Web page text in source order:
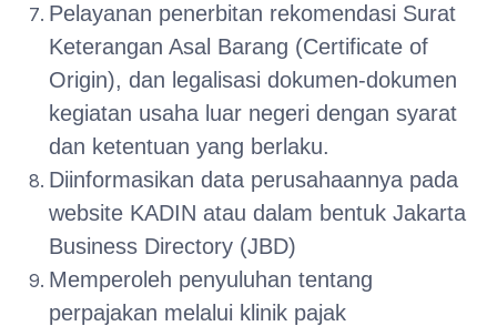
Pelayanan penerbitan rekomendasi Surat
Keterangan Asal Barang (Certificate of
Origin), dan legalisasi dokumen-dokumen
kegiatan usaha luar negeri dengan syarat
dan ketentuan yang berlaku.
Diinformasikan data perusahaannya pada
website KADIN atau dalam bentuk Jakarta
Business Directory (JBD)
Memperoleh penyuluhan tentang
perpajakan melalui klinik pajak